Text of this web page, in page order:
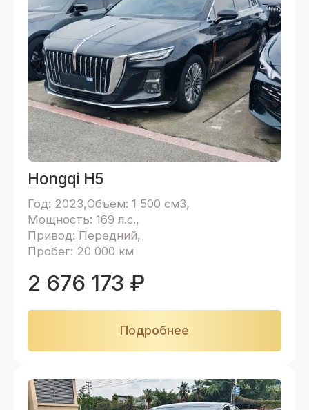
Hongqi H5
Год: 2023 Объем: 1 500 см3
Мощность: 169 л.с.
Привод: Передний
Пробег: 20 000 км
2 676 173 ₽
Подробнее